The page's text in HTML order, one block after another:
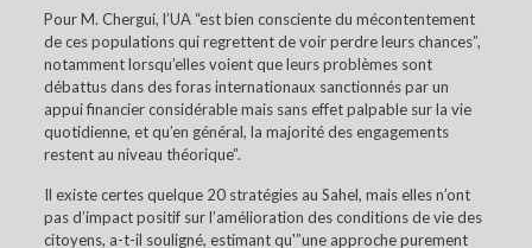
Pour M. Chergui, l’UA “est bien consciente du mécontentement
de ces populations qui regrettent de voir perdre leurs chances”,
notamment lorsqu’elles voient que leurs problèmes sont
débattus dans des foras internationaux sanctionnés par un
appui financier considérable mais sans effet palpable sur la vie
quotidienne, et qu’en général, la majorité des engagements
restent au niveau théorique”.
Il existe certes quelque 20 stratégies au Sahel, mais elles n’ont
pas d’impact positif sur l’amélioration des conditions de vie des
citoyens, a-t-il souligné, estimant qu'”une approche purement